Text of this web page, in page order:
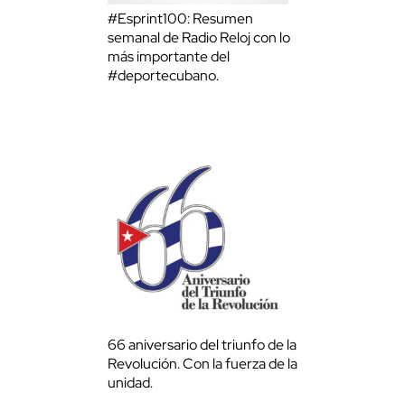
#Esprint100: Resumen
semanal de Radio Reloj con lo
más importante del
#deportecubano.
66 aniversario del triunfo de la
Revolución. Con la fuerza de la
unidad.